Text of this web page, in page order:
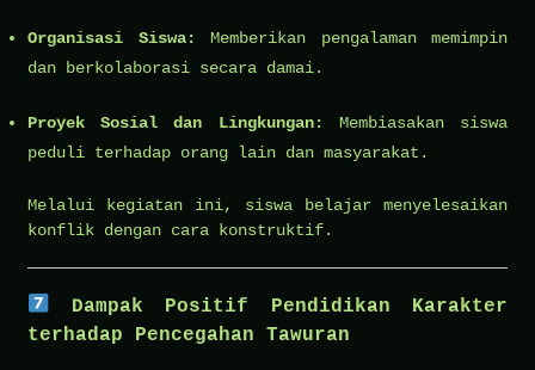
Organisasi Siswa: Memberikan pengalaman memimpin
dan berkolaborasi secara damai.
Proyek Sosial dan Lingkungan:
Membiasakan siswa
peduli terhadap orang lain dan masyarakat.
Melalui kegiatan ini, siswa belajar menyelesaikan
konflik dengan cara konstruktif.
Dampak Positif Pendidikan Karakter
terhadap Pencegahan Tawuran